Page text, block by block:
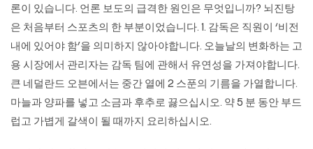
론이 있습니다. 언론 보도의 급격한 원인은 무엇입니까? 뇌진탕
은 처음부터 스포츠의 한 부분이었습니다. 1. 감독은 직원이 ‘비전
내에 있어야 함’을 의미하지 않아야합니다. 오늘날의 변화하는 고
용 시장에서 관리자는 감독 팀에 관해서 유연성을 가져야합니다.
큰 네덜란드 오븐에서는 중간 열에 2 스푼의 기름을 가열합니다.
마늘과 양파를 넣고 소금과 후추로 끓으십시오. 약 5 분 동안 부드
럽고 가볍게 갈색이 될 때까지 요리하십시오.